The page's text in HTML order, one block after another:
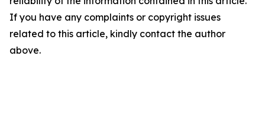
If you have any complaints or copyright issues
related to this article, kindly contact the author
above.